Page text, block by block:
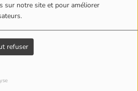
sur notre site et pour améliorer
refuser
Prénom : Nico
Fonction : Réparer la machine à café
Passions : Le café italien
blind-test